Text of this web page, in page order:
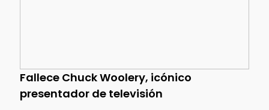
Fallece Chuck Woolery, icónico
presentador de televisión